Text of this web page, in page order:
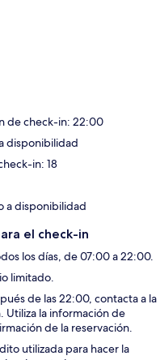
de check-in: 22:00
disponibilidad
in: 18
a disponibilidad
el check-in
los días, de 07:00 a 22:00.
limitado.
de las 22:00, contacta a la
la información de
de la reservación.
utilizada para hacer la